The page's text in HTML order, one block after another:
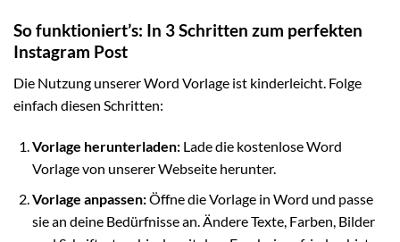
So funktioniert’s: In 3 Schritten zum perfekten
Instagram Post
Die Nutzung unserer Word Vorlage ist kinderleicht. Folge
einfach diesen Schritten:
Vorlage herunterladen:Lade die kostenlose Word
Vorlage von unserer Webseite herunter.
Vorlage anpassen:Öffne die Vorlage in Word und passe
sie an deine Bedürfnisse an. Ändere Texte, Farben, Bilder